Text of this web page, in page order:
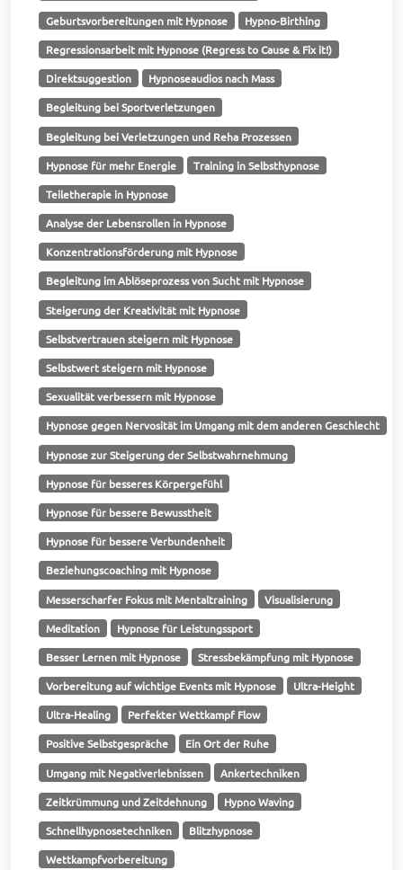
Geburtsvorbereitungen mit Hypnose Hypno-Birthing
Regressionsarbeit mit Hypnose (Regress to Cause & Fix it!)
Direktsuggestion Hypnoseaudios nach Mass
Begleitung bei Sportverletzungen
Begleitung bei Verletzungen und Reha Prozessen
Hypnose für mehr Energie Training in Selbsthypnose
Teiletherapie in Hypnose
Analyse der Lebensrollen in Hypnose
Konzentrationsförderung mit Hypnose
Begleitung im Ablöseprozess von Sucht mit Hypnose
Steigerung der Kreativität mit Hypnose
Selbstvertrauen steigern mit Hypnose
Selbstwert steigern mit Hypnose
Sexualität verbessern mit Hypnose
Hypnose gegen Nervosität im Umgang mit dem anderen Geschlecht
Hypnose zur Steigerung der Selbstwahrnehmung
Hypnose für besseres Körpergefühl
Hypnose für bessere Bewusstheit
Hypnose für bessere Verbundenheit
Beziehungscoaching mit Hypnose
Messerscharfer Fokus mit Mentaltraining Visualisierung
Meditation Hypnose für Leistungssport
Besser Lernen mit Hypnose Stressbekämpfung mit Hypnose
Vorbereitung auf wichtige Events mit Hypnose Ultra-Height
Ultra-Healing Perfekter Wettkampf Flow
Positive Selbstgespräche Ein Ort der Ruhe
Umgang mit Negativerlebnissen Ankertechniken
Zeitkrümmung und Zeitdehnung Hypno Waving
Schnellhypnosetechniken Blitzhypnose
Wettkampfvorbereitung